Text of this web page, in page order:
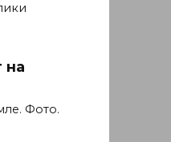
на
Фото.